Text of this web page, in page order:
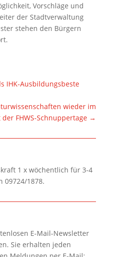
Vorschläge und
der Stadtverwaltung
stehen den Bürgern
IHK-Ausbildungsbeste
wieder im
FHWS-Schnuppertage →
1 x wöchentlich für 3-4
09724/1878.
E-Mail-Newsletter
Sie erhalten jeden